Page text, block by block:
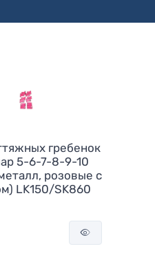
гребенок
5-6-7-8-9-10
розовые с
LK150/SK860